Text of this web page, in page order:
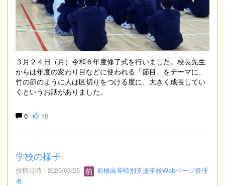
３月２４日（月）令和６年度修了式を行いました。校長先生
からは年度の変わり目などに使われる「節目」をテーマに、
竹の節のように人は区切りをつける度に、大きく成長してい
くというお話がありました。
0 15
学校の様子
投稿日時 : 2025/03/25
前橋高等特別支援学校Webページ管理
者